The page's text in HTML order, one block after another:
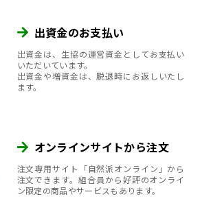
出資金のお支払い
出資金は、生協の運営資金としてお支払い
いただいています。
出資金や増資金は、脱退時にお返しいたし
ます。
オンラインサイトから注文
注文専用サイト「自然派オンライン」から
注文できます。組合員から好評のオンライ
ン限定の商品やサービスもあります。